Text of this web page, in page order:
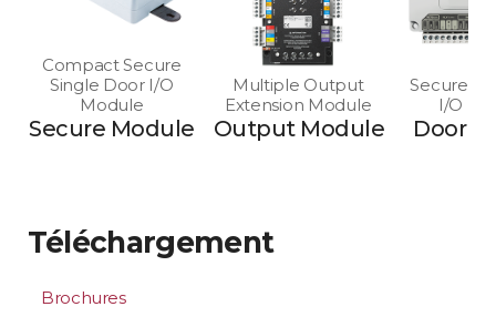
Compact Secure
Single Door I/O
Module
Secure Module
Multiple Output
Extension Module
Output Module
Secure
I/O
Door
Téléchargement
Brochures